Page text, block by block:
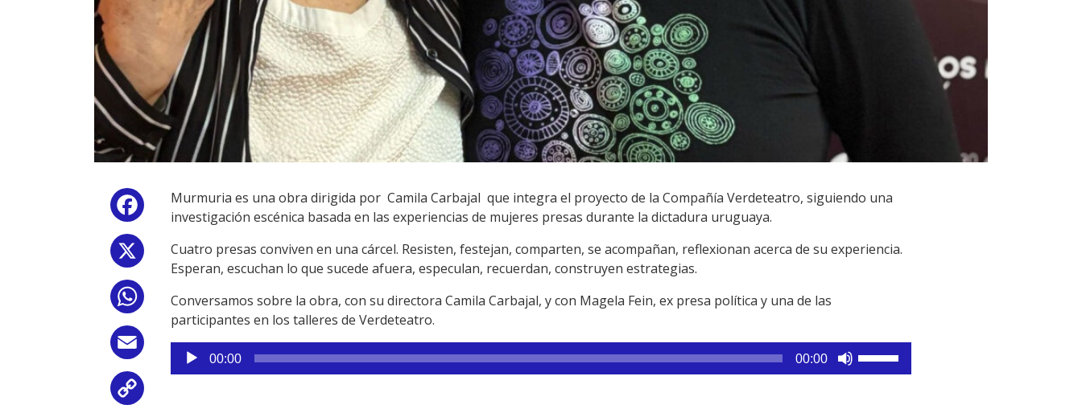
Facebook
WhatsApp
Email
Murmuria es una obra dirigida por Camila Carbajal que integra el proyecto de la Compañía Verdeteatro, siguiendo una
investigación escénica basada en las experiencias de mujeres presas durante la dictadura uruguaya.
Cuatro presas conviven en una cárcel. Resisten, festejan, comparten, se acompañan, reflexionan acerca de su experiencia.
Esperan, escuchan lo que sucede afuera, especulan, recuerdan, construyen estrategias.
Conversamos sobre la obra, con su directora Camila Carbajal, y con Magela Fein, ex presa política y una de las
participantes en los talleres de Verdeteatro.
Reproductor
de
00:00 00:00